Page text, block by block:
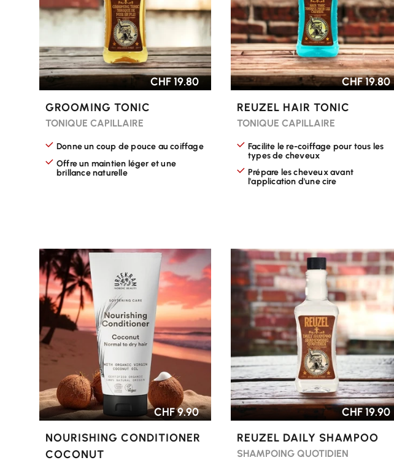
CHF 19.80
GROOMING TONIC
TONIQUE CAPILLAIRE
Donne un coup de pouce au coiffage
Offre un maintien léger et une
brillance naturelle
CHF 19.80
REUZEL HAIR TONIC
TONIQUE CAPILLAIRE
Facilite le re-coiffage pour tous les
types de cheveux
Prépare les cheveux avant
l'application d'une cire
CHF 9.90
CHOISIR LES OPTIONS
NOURISHING CONDITIONER
COCONUT
CHF 19.90
CHOISIR LES OPTIONS
REUZEL DAILY SHAMPOO
SHAMPOING QUOTIDIEN